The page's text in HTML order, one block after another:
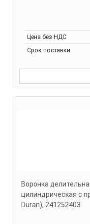
Цена без НДС
Срок поставки
Воронка
цилиндрическая с
Duran), 241252403